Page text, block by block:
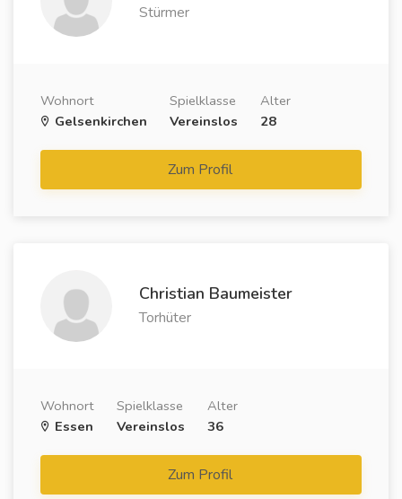
Stürmer
Wohnort
Gelsenkirchen
Spielklasse
Vereinslos
Alter
28
Zum Profil
Christian Baumeister
Torhüter
Wohnort
Essen
Spielklasse
Vereinslos
Alter
36
Zum Profil